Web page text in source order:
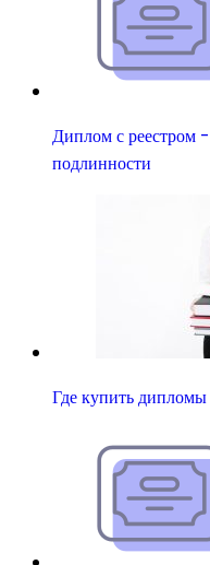
Диплом с реестром
подлинности
Где купить